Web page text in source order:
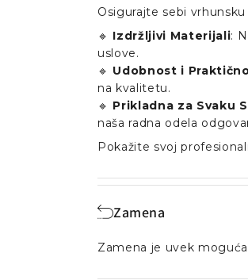
Osigurajte sebi
🔹 Izdržljivi Materijali:
uslove.
🔹 Udobnost i
na kvalitetu.
🔹 Prikladna za Svaku
naša radna odela
Pokažite svoj
Zamena
Zamena je uvek